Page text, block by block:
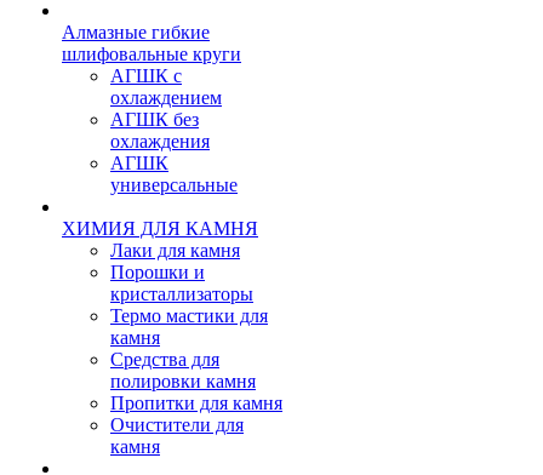
Алмазные гибкие
шлифовальные круги
АГШК с
охлаждением
АГШК без
охлаждения
АГШК
универсальные
ХИМИЯ ДЛЯ КАМНЯ
Лаки для камня
Порошки и
кристаллизаторы
Термо мастики для
камня
Средства для
полировки камня
Пропитки для камня
Очистители для
камня